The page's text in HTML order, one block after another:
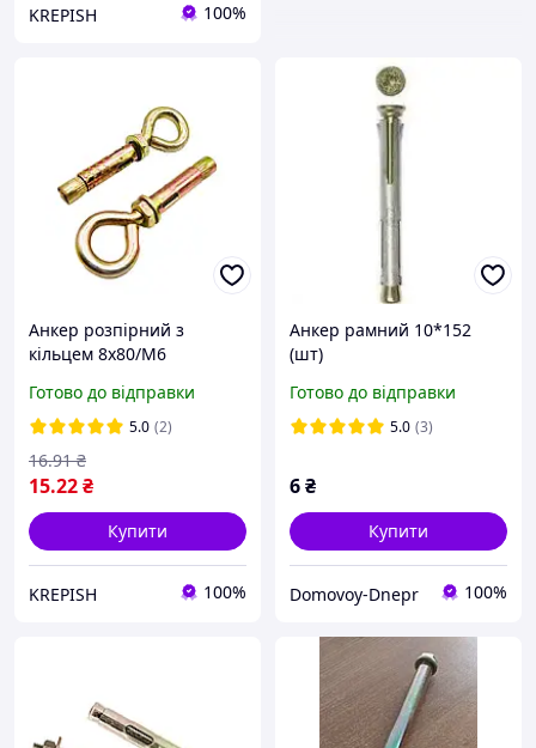
KREPISH 100%
Анкер розпірний з
кільцем 8х80/М6
Готово до відправки
5.0 (2)
15.22₴
16.91 ₴
Купити
KREPISH 100%
Анкер рамний 10*152
(шт)
Готово до відправки
5.0 (3)
6₴
Купити
Domovoy-Dnepr 100%